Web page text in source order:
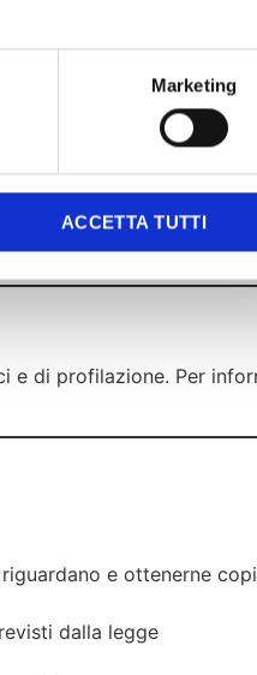
Marketing
ACCETTA TUTTI
i dati in paesi al di fuori
l’adozione delle
e di profilazione. Per
e ottenerne
dalla legge